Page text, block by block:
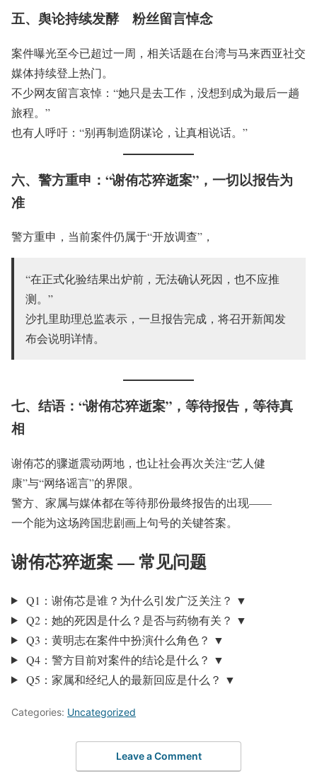
五、舆论持续发酵 粉丝留言悼念
案件曝光至今已超过一周，相关话题在台湾与马来西亚社交
媒体持续登上热门。
不少网友留言哀悼：“她只是去工作，没想到成为最后一趟
旅程。”
也有人呼吁：“别再制造阴谋论，让真相说话。”
六、警方重申：“谢侑芯猝逝案”，一切以报告为
准
警方重申，当前案件仍属于“开放调查”，
“在正式化验结果出炉前，无法确认死因，也不应推
测。”
沙扎里助理总监表示，一旦报告完成，将召开新闻发
布会说明详情。
七、结语：“谢侑芯猝逝案”，等待报告，等待真
相
谢侑芯的骤逝震动两地，也让社会再次关注“艺人健
康”与“网络谣言”的界限。
警方、家属与媒体都在等待那份最终报告的出现——
一个能为这场跨国悲剧画上句号的关键答案。
谢侑芯猝逝案 — 常见问题
Q1：谢侑芯是谁？为什么引发广泛关注？ ▼
Q2：她的死因是什么？是否与药物有关？ ▼
Q3：黄明志在案件中扮演什么角色？ ▼
Q4：警方目前对案件的结论是什么？ ▼
Q5：家属和经纪人的最新回应是什么？ ▼
Categories: Uncategorized
Leave a Comment